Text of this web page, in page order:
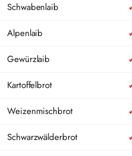
Schwabenlaib
Alpenlaib
Gewürzlaib
Kartoffelbrot
Weizenmischbrot
Schwarzwälderbrot